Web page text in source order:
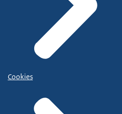
Cookies